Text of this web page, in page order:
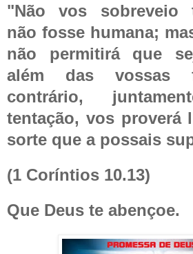
"Não vos sobreveio
não fosse humana;
não permitirá que
além das vossas
contrário,
tentação, vos proverá
sorte que a possais
(1 Coríntios 10.13)
Que Deus te abençoe.